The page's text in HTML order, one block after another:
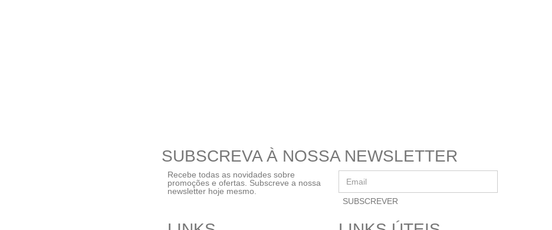
SUBSCREVA À NOSSA NEWSLETTER
Recebe todas as novidades sobre
promoções e ofertas. Subscreve a nossa
newsletter hoje mesmo.